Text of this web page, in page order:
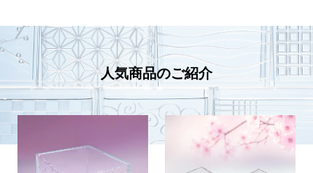
人気商品のご紹介